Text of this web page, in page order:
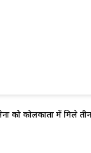
को कोलकाता में मिले